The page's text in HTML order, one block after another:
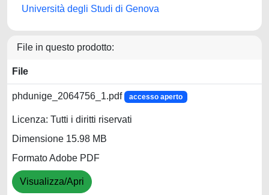
Università degli Studi di Genova
File in questo prodotto:
File
phdunige_2064756_1.pdf accesso aperto
Licenza: Tutti i diritti riservati
Dimensione 15.98 MB
Formato Adobe PDF
Visualizza/Apri